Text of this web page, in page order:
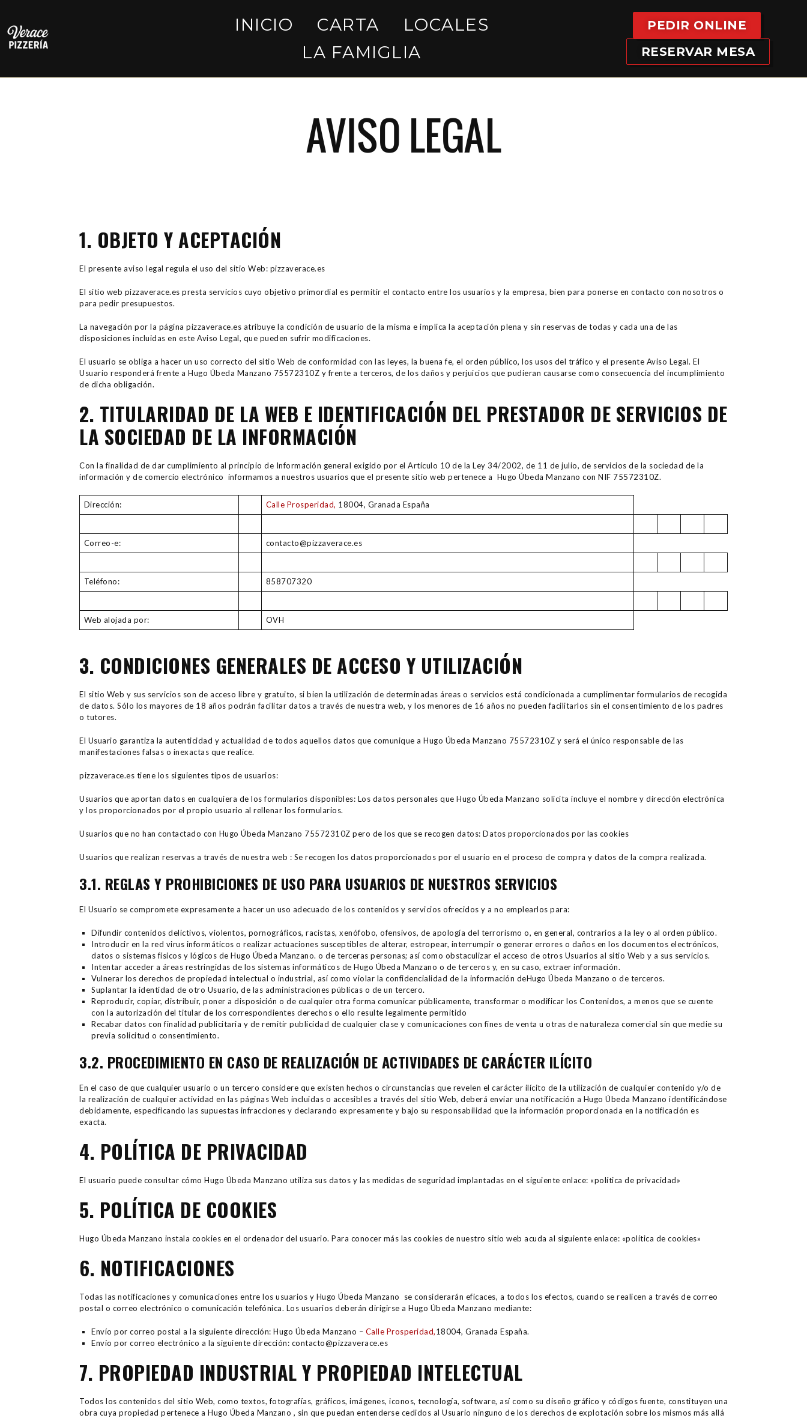
INICIO CARTA
LOCALES
LA FAMIGLIA
PEDIR ONLINE
RESERVAR MESA
AVISO LEGAL
1. OBJETO Y ACEPTACIÓN
El presente aviso legal regula el uso del sitio Web: pizzaverace.es
El sitio web pizzaverace.es presta servicios cuyo objetivo primordial es permitir el contacto entre los usuarios y la empresa, bien para ponerse en contacto con nosotros o
para pedir presupuestos.
La navegación por la página pizzaverace.es atribuye la condición de usuario de la misma e implica la aceptación plena y sin reservas de todas y cada una de las
disposiciones incluidas en este Aviso Legal, que pueden sufrir modificaciones.
El usuario se obliga a hacer un uso correcto del sitio Web de conformidad con las leyes, la buena fe, el orden público, los usos del tráfico y el presente Aviso Legal. El
Usuario responderá frente a Hugo Úbeda Manzano 75572310Z y frente a terceros, de los daños y perjuicios que pudieran causarse como consecuencia del incumplimiento
de dicha obligación.
2. TITULARIDAD DE LA WEB E IDENTIFICACIÓN DEL PRESTADOR DE SERVICIOS DE
LA SOCIEDAD DE LA INFORMACIÓN
Con la finalidad de dar cumplimiento al principio de Información general exigido por el Artículo 10 de la Ley 34/2002, de 11 de julio, de servicios de la sociedad de la
información y de comercio electrónico informamos a nuestros usuarios que el presente sitio web pertenece a Hugo Úbeda Manzano con NIF 75572310Z.
Dirección: Calle Prosperidad, 18004, Granada España
Correo-e: contacto@pizzaverace.es
Teléfono: 858707320
Web alojada por: OVH
3. CONDICIONES GENERALES DE ACCESO Y UTILIZACIÓN
El sitio Web y sus servicios son de acceso libre y gratuito, si bien la utilización de determinadas áreas o servicios está condicionada a cumplimentar formularios de recogida
de datos. Sólo los mayores de 18 años podrán facilitar datos a través de nuestra web, y los menores de 16 años no pueden facilitarlos sin el consentimiento de los padres
o tutores.
El Usuario garantiza la autenticidad y actualidad de todos aquellos datos que comunique a Hugo Úbeda Manzano 75572310Z y será el único responsable de las
manifestaciones falsas o inexactas que realice.
pizzaverace.es tiene los siguientes tipos de usuarios:
Usuarios que aportan datos en cualquiera de los formularios disponibles: Los datos personales que Hugo Úbeda Manzano solicita incluye el nombre y dirección electrónica
y los proporcionados por el propio usuario al rellenar los formularios.
Usuarios que no han contactado con Hugo Úbeda Manzano 75572310Z pero de los que se recogen datos: Datos proporcionados por las cookies
Usuarios que realizan reservas a través de nuestra web : Se recogen los datos proporcionados por el usuario en el proceso de compra y datos de la compra realizada.
3.1. REGLAS Y PROHIBICIONES DE USO PARA USUARIOS DE NUESTROS SERVICIOS
El Usuario se compromete expresamente a hacer un uso adecuado de los contenidos y servicios ofrecidos y a no emplearlos para:
Difundir contenidos delictivos, violentos, pornográficos, racistas, xenófobo, ofensivos, de apología del terrorismo o, en general, contrarios a la ley o al orden público.
Introducir en la red virus informáticos o realizar actuaciones susceptibles de alterar, estropear, interrumpir o generar errores o daños en los documentos electrónicos,
datos o sistemas físicos y lógicos de Hugo Úbeda Manzano. o de terceras personas; así como obstaculizar el acceso de otros Usuarios al sitio Web y a sus servicios.
Intentar acceder a áreas restringidas de los sistemas informáticos de Hugo Úbeda Manzano o de terceros y, en su caso, extraer información.
Vulnerar los derechos de propiedad intelectual o industrial, así como violar la confidencialidad de la información deHugo Úbeda Manzano o de terceros.
Suplantar la identidad de otro Usuario, de las administraciones públicas o de un tercero.
Reproducir, copiar, distribuir, poner a disposición o de cualquier otra forma comunicar públicamente, transformar o modificar los Contenidos, a menos que se cuente
con la autorización del titular de los correspondientes derechos o ello resulte legalmente permitido
Recabar datos con finalidad publicitaria y de remitir publicidad de cualquier clase y comunicaciones con fines de venta u otras de naturaleza comercial sin que medie su
previa solicitud o consentimiento.
3.2. PROCEDIMIENTO EN CASO DE REALIZACIÓN DE ACTIVIDADES DE CARÁCTER ILÍCITO
En el caso de que cualquier usuario o un tercero considere que existen hechos o circunstancias que revelen el carácter ilícito de la utilización de cualquier contenido y/o de
la realización de cualquier actividad en las páginas Web incluidas o accesibles a través del sitio Web, deberá enviar una notificación a Hugo Úbeda Manzano identificándose
debidamente, especificando las supuestas infracciones y declarando expresamente y bajo su responsabilidad que la información proporcionada en la notificación es
exacta.
4. POLÍTICA DE PRIVACIDAD
El usuario puede consultar cómo Hugo Úbeda Manzano utiliza sus datos y las medidas de seguridad implantadas en el siguiente enlace: «política de privacidad»
5. POLÍTICA DE COOKIES
Hugo Úbeda Manzano instala cookies en el ordenador del usuario. Para conocer más las cookies de nuestro sitio web acuda al siguiente enlace: «política de cookies»
6. NOTIFICACIONES
Todas las notificaciones y comunicaciones entre los usuarios y Hugo Úbeda Manzano se considerarán eficaces, a todos los efectos, cuando se realicen a través de correo
postal o correo electrónico o comunicación telefónica. Los usuarios deberán dirigirse a Hugo Úbeda Manzano mediante:
Envío por correo postal a la siguiente dirección: Hugo Úbeda Manzano – Calle Prosperidad,18004, Granada España.
Envío por correo electrónico a la siguiente dirección: contacto@pizzaverace.es
7. PROPIEDAD INDUSTRIAL Y PROPIEDAD INTELECTUAL
Todos los contenidos del sitio Web, como textos, fotografías, gráficos, imágenes, iconos, tecnología, software, así como su diseño gráfico y códigos fuente, constituyen una
obra cuya propiedad pertenece a Hugo Úbeda Manzano , sin que puedan entenderse cedidos al Usuario ninguno de los derechos de explotación sobre los mismos más allá